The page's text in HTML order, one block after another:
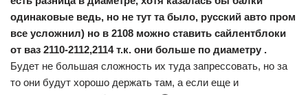
одинаковые ведь, но не тут та было, русский авто пром
все усложнил) но в 2108 можно ставить сайлентблоки
от ваз 2110-2112,2114 т.к. они больше по диаметру .
Будет не большая сложность их туда запрессовать, но за
то они будут хорошо держать там, а если еще и